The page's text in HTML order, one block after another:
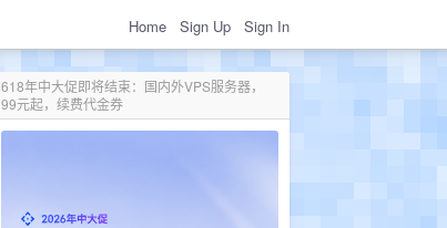
Home Sign Up Sign In
618年中大促即将结束：国内外VPS服务器，
99元起，续费代金券